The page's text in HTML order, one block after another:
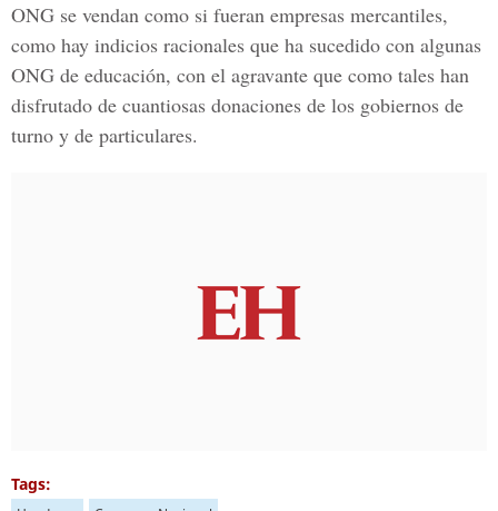
ONG se vendan como si fueran empresas mercantiles,
como hay indicios racionales que ha sucedido con algunas
ONG de educación, con el agravante que como tales han
disfrutado de cuantiosas donaciones de los gobiernos de
turno y de particulares.
Tags: